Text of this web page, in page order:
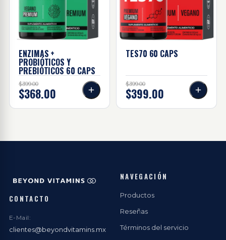
ENZIMAS +
PROBIÓTICOS Y
PREBIÓTICOS 60 CAPS
$399.00
$368.00
TES70 60 CAPS
$399.00
$399.00
CONTACTO
E-Mail:
clientes@beyondvitamins.mx
NAVEGACIÓN
Productos
Reseñas
Términos del servicio